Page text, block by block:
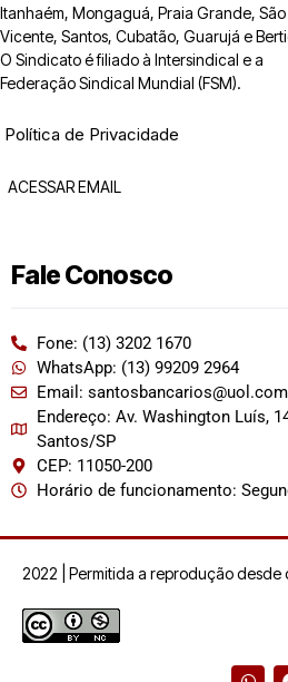
Itanhaém, Mongaguá, Praia Grande, São
Vicente, Santos, Cubatão, Guarujá e
O Sindicato é filiado à Intersindical e a
Federação Sindical Mundial (FSM).
Política de Privacidade
ACESSAR EMAIL
Fale Conosco
Fone: (13) 3202 1670
WhatsApp: (13) 99209 2964
Email:
Endereço: Av. Washington Luís,
Santos/SP
CEP: 11050-200
Horário de funcionamento:
2022 | Permitida a reprodução desde